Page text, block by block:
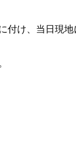
け、当日現